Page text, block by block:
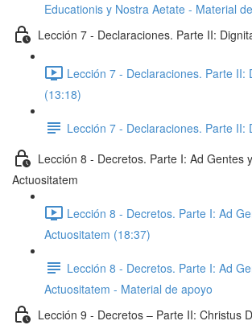
Educationis y Nostra Aetate - Material
Lección 7 - Declaraciones. Parte II:
Lección 7 - Declaraciones. Parte II:
(13:18)
Lección 7 - Declaraciones. Parte II:
Lección 8 - Decretos. Parte I: Ad Gentes
Actuositatem
Lección 8 - Decretos. Parte I: Ad
Actuositatem (18:37)
Lección 8 - Decretos. Parte I: Ad
Actuositatem - Material de apoyo
Lección 9 - Decretos – Parte II: Christus